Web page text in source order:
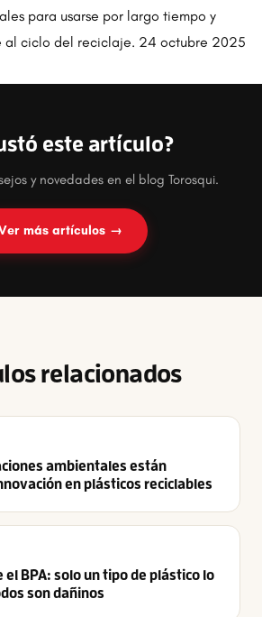
para usarse por largo tiempo y
al ciclo del reciclaje. 24 octubre 2025
este artículo?
y novedades en el blog Torosqui.
más artículos →
relacionados
ambientales están
en plásticos reciclables
el BPA: solo un tipo de plástico lo
son dañinos